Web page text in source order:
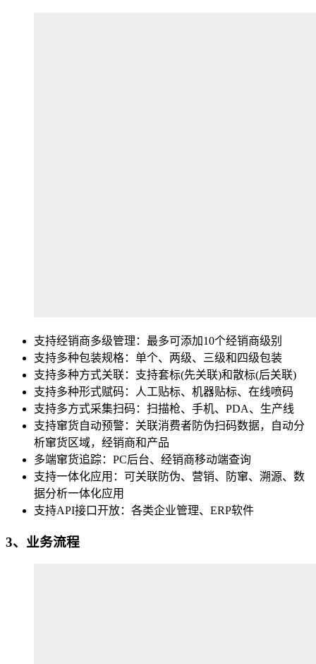
支持经销商多级管理：最多可添加10个经销商级别
支持多种包装规格：单个、两级、三级和四级包装
支持多种方式关联：支持套标(先关联)和散标(后关联)
支持多种形式赋码：人工贴标、机器贴标、在线喷码
支持多方式采集扫码：扫描枪、手机、PDA、生产线
支持窜货自动预警：关联消费者防伪扫码数据，自动分
析窜货区域，经销商和产品
多端窜货追踪：PC后台、经销商移动端查询
支持一体化应用：可关联防伪、营销、防窜、溯源、数
据分析一体化应用
支持API接口开放：各类企业管理、ERP软件
3、业务流程